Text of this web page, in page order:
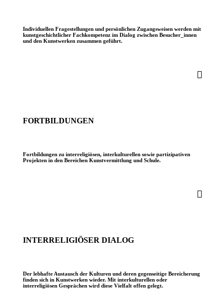
Individuellen Fragestellungen und persönlichen Zugangsweisen werden mit
kunstgeschichtlicher Fachkompetenz im Dialog zwischen Besucher_innen
und den Kunstwerken zusammen geführt.
FORTBILDUNGEN
Fortbildungen zu interreligiösen, interkulturellen sowie partizipativen
Projekten in den Bereichen Kunstvermittlung und Schule.
INTERRELIGIÖSER DIALOG
Der lebhafte Austausch der Kulturen und deren gegenseitige Bereicherung
finden sich in Kunstwerken wieder. Mit interkulturellen oder
interreligiösen Gesprächen wird diese Vielfalt offen gelegt.